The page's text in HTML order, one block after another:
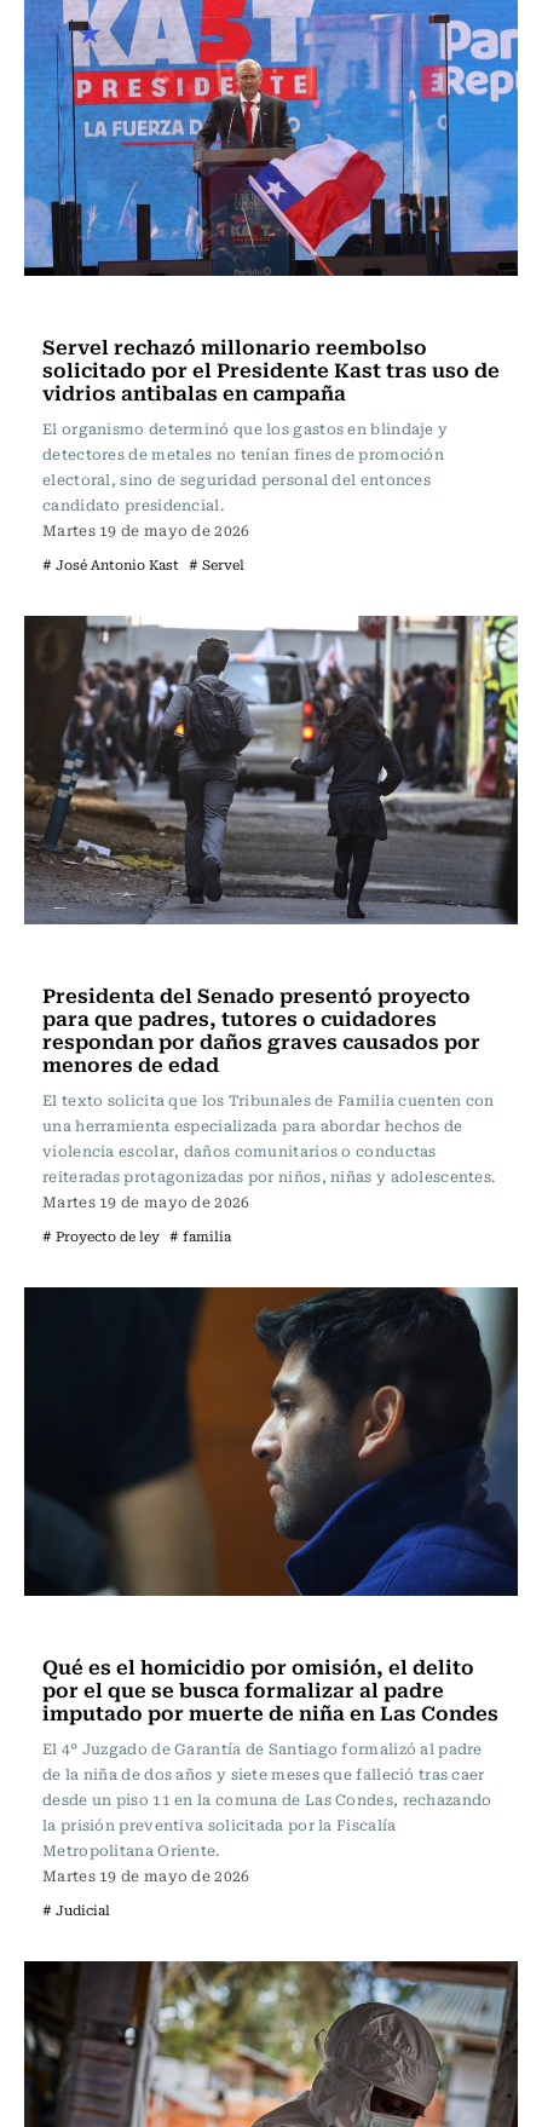
Servel rechazó millonario reembolso
solicitado por el Presidente Kast tras uso de
vidrios antibalas en campaña
El organismo determinó que los gastos en blindaje y
detectores de metales no tenían fines de promoción
electoral, sino de seguridad personal del entonces
candidato presidencial.
Martes 19 de mayo de 2026
# José Antonio Kast # Servel
Presidenta del Senado presentó proyecto
para que padres, tutores o cuidadores
respondan por daños graves causados por
menores de edad
El texto solicita que los Tribunales de Familia cuenten con
una herramienta especializada para abordar hechos de
violencia escolar, daños comunitarios o conductas
reiteradas protagonizadas por niños, niñas y adolescentes.
Martes 19 de mayo de 2026
# Proyecto de ley # familia
Qué es el homicidio por omisión, el delito
por el que se busca formalizar al padre
imputado por muerte de niña en Las Condes
El 4° Juzgado de Garantía de Santiago formalizó al padre
de la niña de dos años y siete meses que falleció tras caer
desde un piso 11 en la comuna de Las Condes, rechazando
la prisión preventiva solicitada por la Fiscalía
Metropolitana Oriente.
Martes 19 de mayo de 2026
# Judicial